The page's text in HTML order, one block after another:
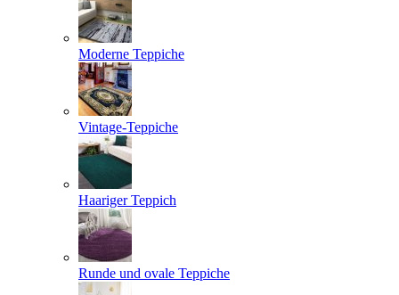
Moderne Teppiche
Vintage-Teppiche
Haariger Teppich
Runde und ovale Teppiche